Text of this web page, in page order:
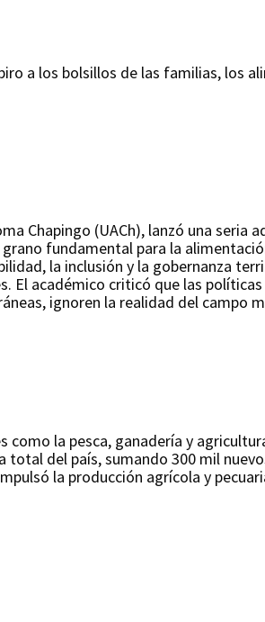
a los bolsillos de las familias, los
Chapingo (UACh), lanzó una seria
fundamental para la
la inclusión y la gobernanza
académico criticó que las
ignoren la realidad del campo
la pesca, ganadería y
total del país, sumando 300 mil
la producción agrícola y